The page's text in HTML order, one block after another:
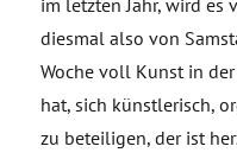
diesmal also von
Woche voll Kunst in
hat, sich künstlerisch,
zu beteiligen, der ist